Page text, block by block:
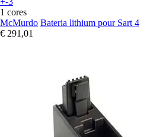
1 cores
McMurdo Bateria lithium pour Sart 4
€ 291,01